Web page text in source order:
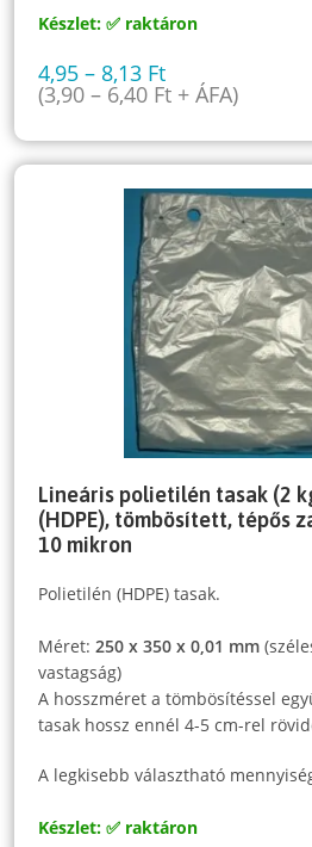
Készlet: ✅ raktáron
4,95– 8,13 Ft
(3,90– 6,40 Ft + ÁFA)
Lineáris polietilén tasak (2
(HDPE), tömbösített, tépős
10 mikron
Polietilén (HDPE) tasak.
Méret:250 x 350 x 0,01 mm
vastagság)
A hosszméret a tömbösítéssel
tasak hossz ennél 4-5 cm-rel
A legkisebb választható
Készlet: ✅ raktáron